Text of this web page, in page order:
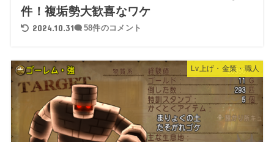
件！複垢勢大歓喜なワケ
2024.10.31 58件のコメント
Lv上げ・金策・職人